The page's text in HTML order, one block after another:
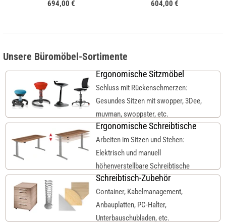
694,00 € 604,00 €
Unsere Büromöbel-Sortimente
Ergonomische Sitzmöbel
Schluss mit Rückenschmerzen:
Gesundes Sitzen mit swopper, 3Dee,
muvman, swoppster, etc.
Ergonomische Schreibtische
Arbeiten im Sitzen und Stehen:
Elektrisch und manuell
höhenverstellbare Schreibtische
Schreibtisch-Zubehör
Container, Kabelmanagement,
Anbauplatten, PC-Halter,
Unterbauschubladen, etc.